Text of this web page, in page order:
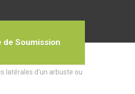
de Soumission
latérales d’un arbuste ou